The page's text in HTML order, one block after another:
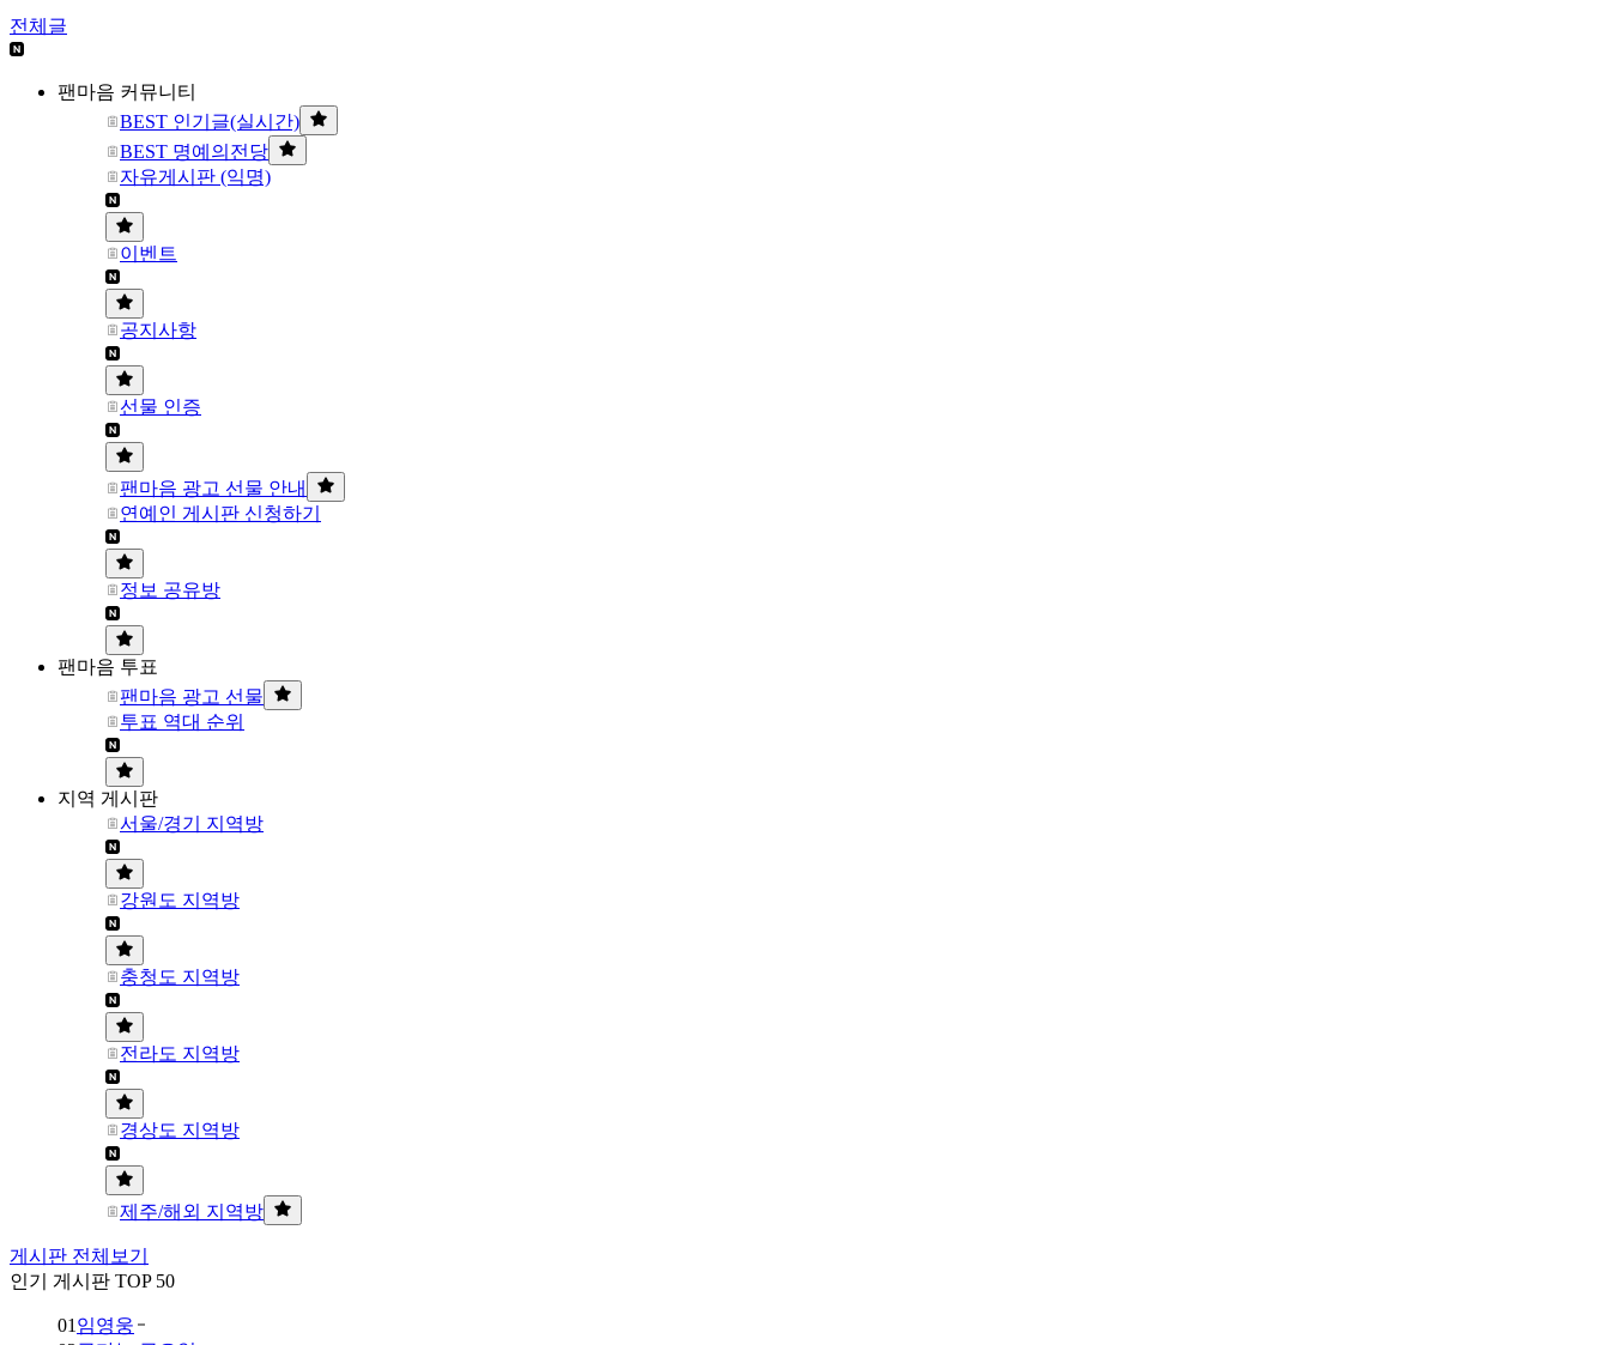
전체글
팬마음 커뮤니티
BEST 인기글(실시간)
BEST 명예의전당
자유게시판 (익명)
이벤트
공지사항
선물 인증
팬마음 광고 선물 안내
연예인 게시판 신청하기
정보 공유방
팬마음 투표
팬마음 광고 선물
투표 역대 순위
지역 게시판
서울/경기 지역방
강원도 지역방
충청도 지역방
전라도 지역방
경상도 지역방
제주/해외 지역방
게시판 전체보기
인기 게시판 TOP 50
01 임영웅